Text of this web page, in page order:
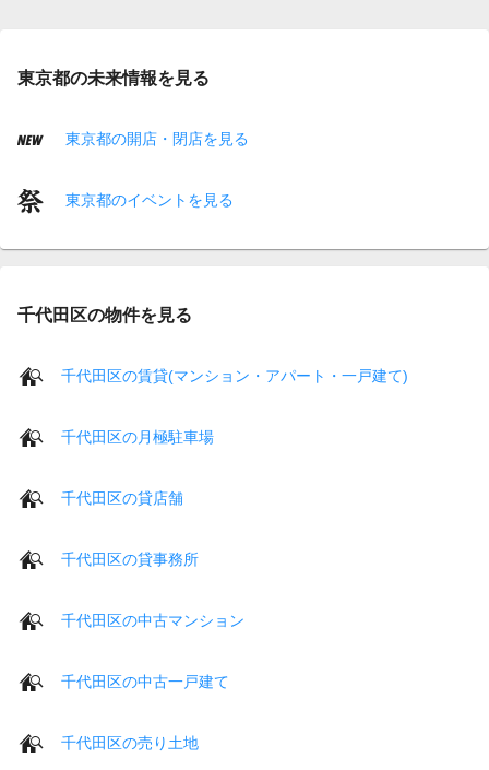
東京都の未来情報を見る
東京都の開店・閉店を見る
東京都のイベントを見る
千代田区の物件を見る
千代田区の賃貸(マンション・アパート・一戸建て)
千代田区の月極駐車場
千代田区の貸店舗
千代田区の貸事務所
千代田区の中古マンション
千代田区の中古一戸建て
千代田区の売り土地